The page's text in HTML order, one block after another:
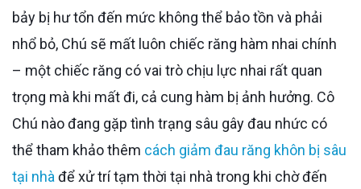
bảy bị hư tổn đến mức không thể bảo tồn và phải
nhổ bỏ, Chú sẽ mất luôn chiếc răng hàm nhai chính
– một chiếc răng có vai trò chịu lực nhai rất quan
trọng mà khi mất đi, cả cung hàm bị ảnh hưởng. Cô
Chú nào đang gặp tình trạng sâu gây đau nhức có
thể tham khảo thêm cách giảm đau răng khôn bị sâu
tại nhà để xử trí tạm thời tại nhà trong khi chờ đến